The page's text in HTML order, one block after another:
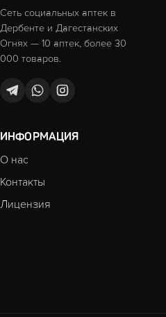
Сеть социальных аптек в
Дербенте и Дагестанских
Огнях — 10 аптек, более 30
000 товаров.
ИНФОРМАЦИЯ
О нас
Контакты
Лицензия